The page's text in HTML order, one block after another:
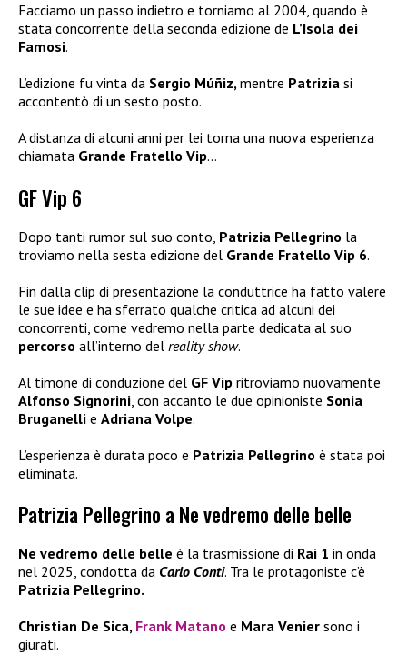
Facciamo un passo indietro e torniamo al 2004, quando è
stata concorrente della seconda edizione de L’Isola dei
Famosi.
L’edizione fu vinta da Sergio Múñiz,mentre Patrizia si
accontentò di un sesto posto.
A distanza di alcuni anni per lei torna una nuova esperienza
chiamata Grande Fratello Vip…
GF Vip 6
Dopo tanti rumor sul suo conto, Patrizia Pellegrino la
troviamo nella sesta edizione del Grande Fratello Vip 6.
Fin dalla clip di presentazione la conduttrice ha fatto valere
le sue idee e ha sferrato qualche critica ad alcuni dei
concorrenti, come vedremo nella parte dedicata al suo
percorso all’interno del reality show.
Al timone di conduzione del GF Vip ritroviamo nuovamente
Alfonso Signorini , con accanto le due opinioniste Sonia
Bruganelli e Adriana Volpe.
L’esperienza è durata poco e Patrizia Pellegrino è stata poi
eliminata.
Patrizia Pellegrino a Ne vedremo delle belle
Ne vedremo delle belle è la trasmissione di Rai 1 in onda
nel 2025, condotta da Carlo Conti. Tra le protagoniste c’è
Patrizia Pellegrino.
Christian De Sica, Frank Matano e Mara Venier sono i
giurati.